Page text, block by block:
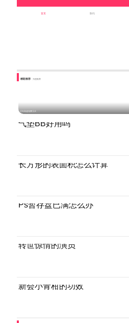
首页 数码
精彩推荐 为您推荐
过年高速免费几天
气垫BB好用吗
长方形的表面积怎么计算
Ps暂存盘已满怎么办
转世惊情的演员
新会小青柑的功效